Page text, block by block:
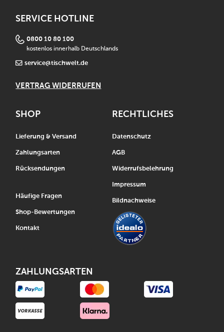
SERVICE HOTLINE
0800 10 80 100
kostenlos innerhalb Deutschlands
service@tischwelt.de
VERTRAG WIDERRUFEN
SHOP
Lieferung & Versand
Zahlungsarten
Rücksendungen
Häufige Fragen
Shop-Bewertungen
Kontakt
RECHTLICHES
Datenschutz
AGB
Widerrufsbelehrung
Impressum
Bildnachweise
ZAHLUNGSARTEN